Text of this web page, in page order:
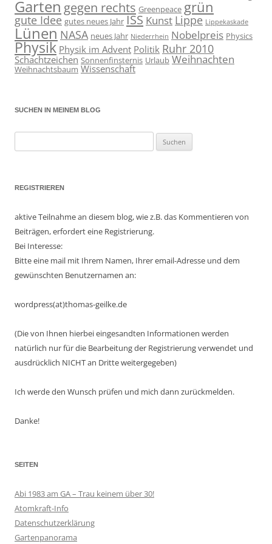
Garten gegen rechts Greenpeace grün
gute Idee gutes neues Jahr ISS Kunst Lippe Lippekaskade
Lünen NASA neues Jahr Niederrhein Nobelpreis Physics
Physik Physik im Advent Politik Ruhr 2010
Schachtzeichen Sonnenfinsternis Urlaub Weihnachten
Weihnachtsbaum Wissenschaft
SUCHEN IN MEINEM BLOG
nach:
REGISTRIEREN
aktive Teilnahme an diesem blog, wie z.B. das Kommentieren von
Beiträgen, erfordert eine Registrierung.
Bei Interesse:
Bitte eine mail mit Ihrem Namen, Ihrer email-Adresse und dem
gewünschten Benutzernamen an:
wordpress(at)thomas-geilke.de
(Die von Ihnen hierbei eingesandten Informationen werden
natürlich nur für die Bearbeitung der Registrierung verwendet und
ausdrücklich NICHT an Dritte weitergegeben)
Ich werde den Wunsch prüfen und mich dann zurückmelden.
Danke!
SEITEN
Abi 1983 am GA – Trau keinem über 30!
Atomkraft-Info
Datenschutzerklärung
Gartenpanorama